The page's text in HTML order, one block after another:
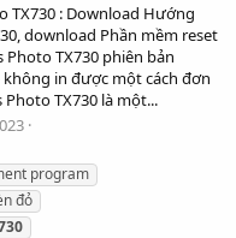
TX730 : Download Hướng
download Phần mềm reset
TX730 phiên bản
không in được một cách đơn
TX730 là một...
program
đỏ